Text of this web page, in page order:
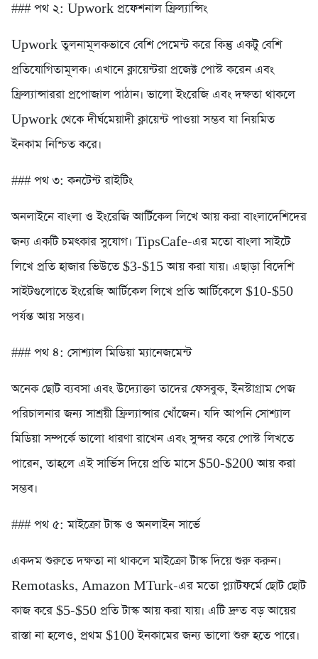
### পথ ২: Upwork প্রফেশনাল ফ্রিল্যান্সিং
Upwork তুলনামূলকভাবে বেশি পেমেন্ট করে কিন্তু একটু বেশি
প্রতিযোগিতামূলক। এখানে ক্লায়েন্টরা প্রজেক্ট পোস্ট করেন এবং
ফ্রিল্যান্সাররা প্রপোজাল পাঠান। ভালো ইংরেজি এবং দক্ষতা থাকলে
Upwork থেকে দীর্ঘমেয়াদী ক্লায়েন্ট পাওয়া সম্ভব যা নিয়মিত
ইনকাম নিশ্চিত করে।
### পথ ৩: কনটেন্ট রাইটিং
অনলাইনে বাংলা ও ইংরেজি আর্টিকেল লিখে আয় করা বাংলাদেশিদের
জন্য একটি চমৎকার সুযোগ। TipsCafe-এর মতো বাংলা সাইটে
লিখে প্রতি হাজার ভিউতে $3-$15 আয় করা যায়। এছাড়া বিদেশি
সাইটগুলোতে ইংরেজি আর্টিকেল লিখে প্রতি আর্টিকেলে $10-$50
পর্যন্ত আয় সম্ভব।
### পথ ৪: সোশ্যাল মিডিয়া ম্যানেজমেন্ট
অনেক ছোট ব্যবসা এবং উদ্যোক্তা তাদের ফেসবুক, ইনস্টাগ্রাম পেজ
পরিচালনার জন্য সাশ্রয়ী ফ্রিল্যান্সার খোঁজেন। যদি আপনি সোশ্যাল
মিডিয়া সম্পর্কে ভালো ধারণা রাখেন এবং সুন্দর করে পোস্ট লিখতে
পারেন, তাহলে এই সার্ভিস দিয়ে প্রতি মাসে $50-$200 আয় করা
সম্ভব।
### পথ ৫: মাইক্রো টাস্ক ও অনলাইন সার্ভে
একদম শুরুতে দক্ষতা না থাকলে মাইক্রো টাস্ক দিয়ে শুরু করুন।
Remotasks, Amazon MTurk-এর মতো প্ল্যাটফর্মে ছোট ছোট
কাজ করে $5-$50 প্রতি টাস্ক আয় করা যায়। এটি দ্রুত বড় আয়ের
রাস্তা না হলেও, প্রথম $100 ইনকামের জন্য ভালো শুরু হতে পারে।